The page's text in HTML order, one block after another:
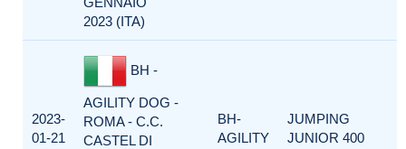
2023 (ITA)
2023-
01-21
BH -
AGILITY DOG -
ROMA - C.C.
CASTEL DI
BH-
AGILITY
JUMPING
JUNIOR 400